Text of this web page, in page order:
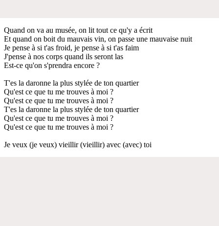
Quand on va au musée, on lit tout ce qu'y a écrit
Et quand on boit du mauvais vin, on passe une mauvaise nuit
Je pense à si t'as froid, je pense à si t'as faim
J'pense à nos corps quand ils seront las
Est-ce qu'on s'prendra encore ?
T'es la daronne la plus stylée de ton quartier
Qu'est ce que tu me trouves à moi ?
Qu'est ce que tu me trouves à moi ?
T'es la daronne la plus stylée de ton quartier
Qu'est ce que tu me trouves à moi ?
Qu'est ce que tu me trouves à moi ?
Je veux (je veux) vieillir (vieillir) avec (avec) toi